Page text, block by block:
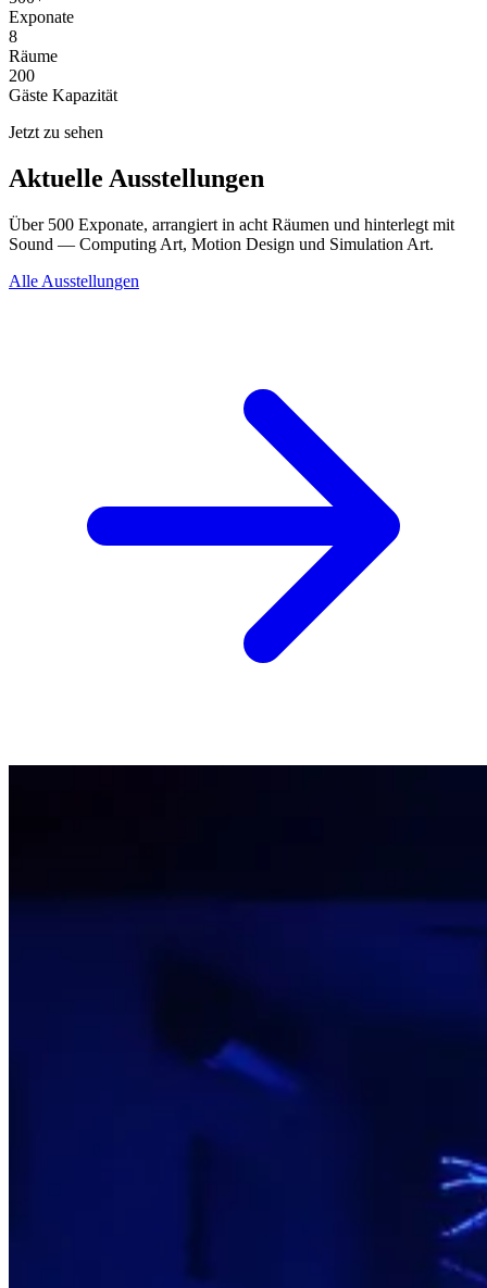
Exponate
8
Räume
200
Gäste Kapazität
Jetzt zu sehen
Aktuelle Ausstellungen
Über 500 Exponate, arrangiert in acht Räumen und hinterlegt mit
Sound — Computing Art, Motion Design und Simulation Art.
Alle Ausstellungen